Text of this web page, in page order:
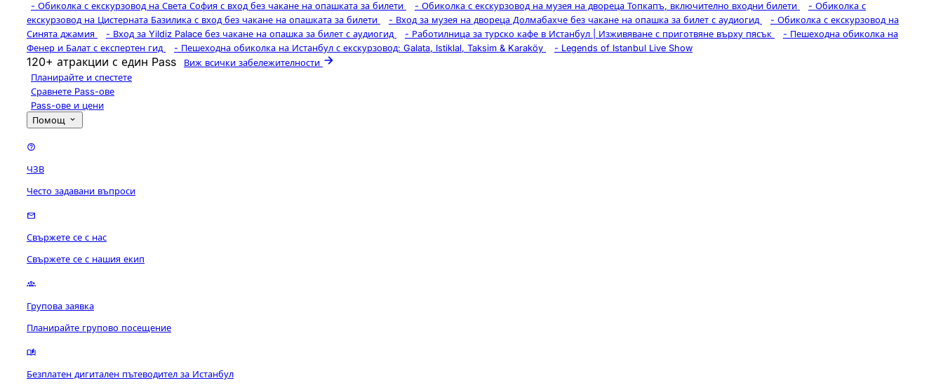
- Обиколка с екскурзовод на Света София с вход без чакане на опашката за билети - Обиколка с екскурзовод на музея на двореца Топкапъ, включително входни билети - Обиколка с
екскурзовод на Цистерната Базилика с вход без чакане на опашката за билети
- Вход за музея на двореца Долмабахче без чакане на опашка за билет с аудиогид - Обиколка с екскурзовод на
Синята джамия
- Вход за Yildiz Palace без чакане на опашка за билет с аудиогид - Работилница за турско кафе в Истанбул | Изживяване с приготвяне върху пясък - Пешеходна обиколка на
Фенер и Балат с експертен гид
- Пешеходна обиколка на Истанбул с екскурзовод: Galata, Istiklal, Taksim & Karaköy - Legends of Istanbul Live Show
120+ атракции с един Pass
Виж всички забележителности
Планирайте и спестете
Сравнете Pass-ове
Pass-ове и цени
Помощ
ЧЗВ
Често задавани въпроси
Свържете се с нас
Свържете се с нашия екип
Групова заявка
Планирайте групово посещение
Безплатен дигитален пътеводител за Истанбул